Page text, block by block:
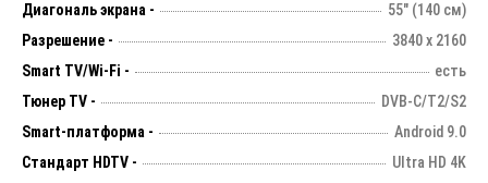
Диагональ экрана -
55" (140 см)
Разрешение -
3840 х 2160
Smart TV/Wi-Fi -
есть
Тюнер TV -
DVB-C/T2/S2
Smart-платформа -
Android 9.0
Стандарт HDTV -
Ultra HD 4K